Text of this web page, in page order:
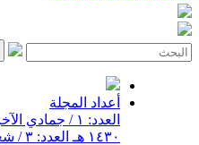
أعداد المجلة
العدد: ١ / جمادي الآخرة / ١٤٣٠ هـ
١٤٣٠ هـ
العدد: ٣ / شعبان / ١٤٣٠ هـ